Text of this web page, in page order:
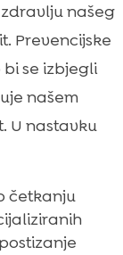
našeg
Prevencijske
se izbjegli
našem
U nastavku
četkanju